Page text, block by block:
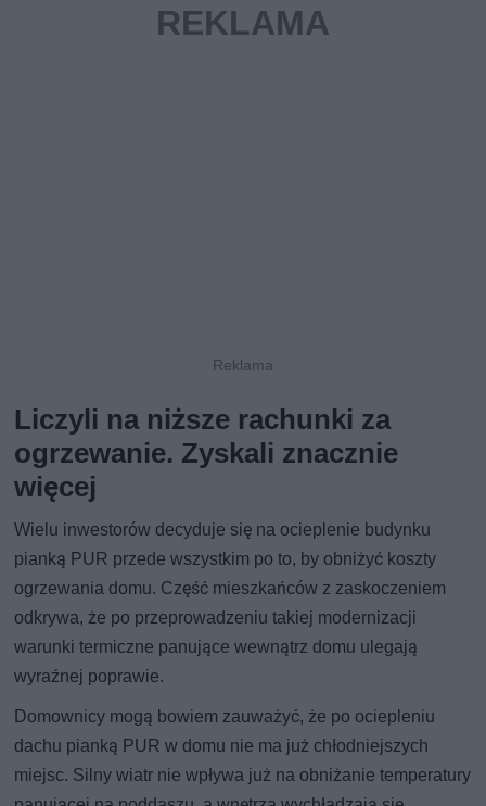
Liczyli na niższe rachunki za
ogrzewanie. Zyskali znacznie
więcej
Wielu inwestorów decyduje się na ocieplenie budynku
pianką PUR przede wszystkim po to, by obniżyć koszty
ogrzewania domu. Część mieszkańców z zaskoczeniem
odkrywa, że po przeprowadzeniu takiej modernizacji
warunki termiczne panujące wewnątrz domu ulegają
wyraźnej poprawie.
Domownicy mogą bowiem zauważyć, że po ociepleniu
dachu pianką PUR w domu nie ma już chłodniejszych
miejsc. Silny wiatr nie wpływa już na obniżanie temperatury